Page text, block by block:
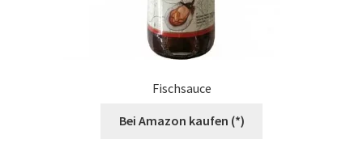
Fischsauce
Bei Amazon kaufen (*)